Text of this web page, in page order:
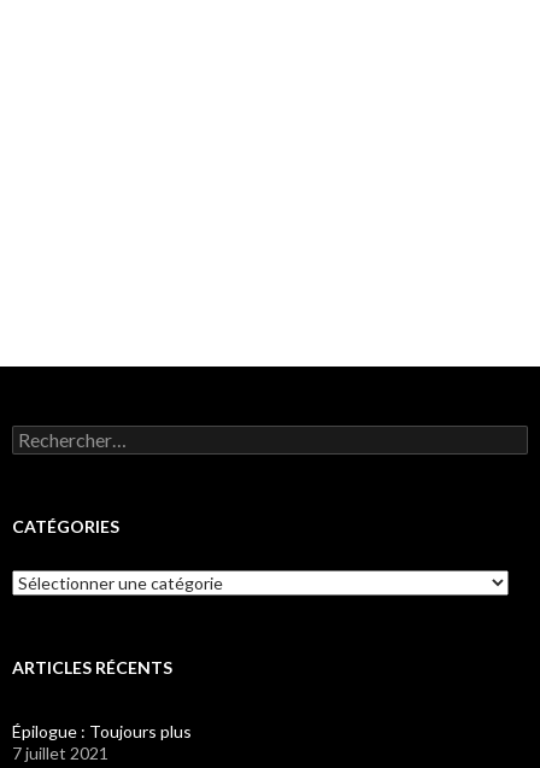
Rechercher :
CATÉGORIES
Catégories
ARTICLES RÉCENTS
Épilogue : Toujours plus
7 juillet 2021